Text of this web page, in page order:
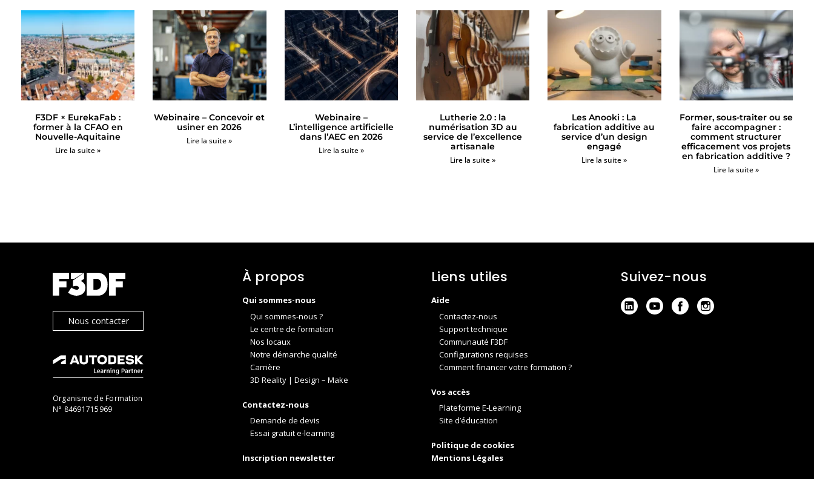
F3DF × EurekaFab :
former à la CFAO en
Nouvelle-Aquitaine
Lire la suite »
Webinaire – Concevoir et
usiner en 2026
Lire la suite »
Webinaire –
L’intelligence artificielle
dans l’AEC en 2026
Lire la suite »
Lutherie 2.0 : la
numérisation 3D au
service de l’excellence
artisanale
Lire la suite »
Les Anooki : La
fabrication additive au
service d’un design
engagé
Lire la suite »
Former, sous-traiter ou se
faire accompagner :
comment structurer
efficacement vos projets
en fabrication additive ?
Lire la suite »
Nous contacter
Organisme de Formation
N° 84691715969
À propos
Qui sommes-nous
Qui sommes-nous ?
Le centre de formation
Nos locaux
Notre démarche qualité
Carrière
3D Reality | Design – Make
Contactez-nous
Demande de devis
Essai gratuit e-learning
Inscription newsletter
Liens utiles
Aide
Contactez-nous
Support technique
Communauté F3DF
Configurations requises
Comment financer votre formation ?
Vos accès
Plateforme E-Learning
Site d’éducation
Politique de cookies
Mentions Légales
Suivez-nous